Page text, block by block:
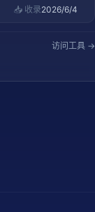
📥 收录2026/6/4
访问工具 →